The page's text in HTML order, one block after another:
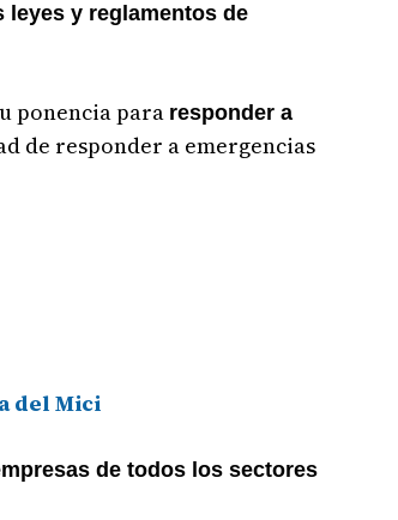
leyes y reglamentos de
ponencia para responder a
de responder a emergencias
del Mici
de todos los sectores